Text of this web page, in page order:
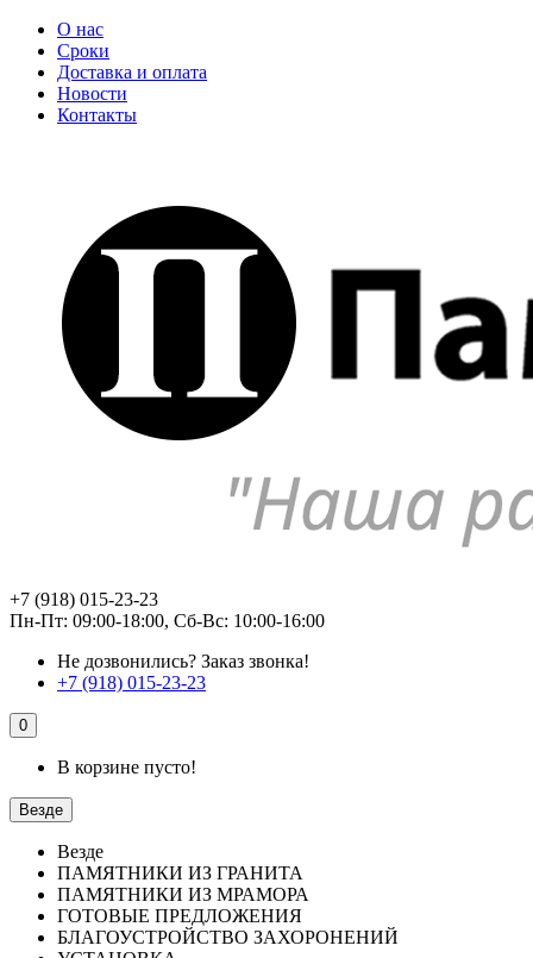
О нас
Сроки
Доставка и оплата
Новости
Контакты
+7 (918) 015-23-23
Пн-Пт: 09:00-18:00, Сб-Вс: 10:00-16:00
Не дозвонились? Заказ звонка!
+7 (918) 015-23-23
0
В корзине пусто!
Везде
Везде
ПАМЯТНИКИ ИЗ ГРАНИТА
ПАМЯТНИКИ ИЗ МРАМОРА
ГОТОВЫЕ ПРЕДЛОЖЕНИЯ
БЛАГОУСТРОЙСТВО ЗАХОРОНЕНИЙ